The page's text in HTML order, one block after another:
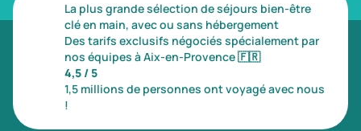
La plus grande sélection de séjours bien-être
clé en main, avec ou sans hébergement
Des tarifs exclusifs négociés spécialement par
nos équipes à Aix-en-Provence🇫🇷
4,5 / 5
1,5 millions de personnes ont voyagé avec nous
!